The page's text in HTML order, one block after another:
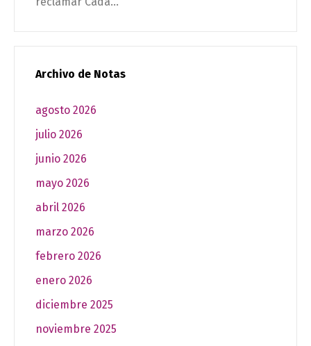
Archivo de Notas
agosto 2026
julio 2026
junio 2026
mayo 2026
abril 2026
marzo 2026
febrero 2026
enero 2026
diciembre 2025
noviembre 2025